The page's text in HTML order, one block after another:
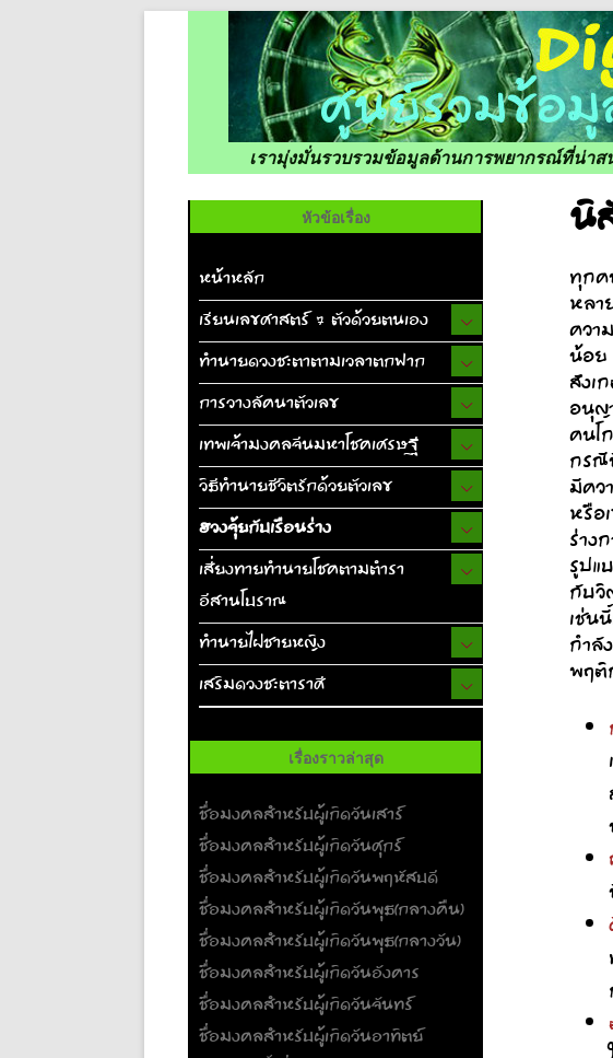
เรามุ่งมั่นรวบรวมข้อมูลด้านการพยากรณ์ที่น่าส
นิ
ทุกค
หลา
ควา
น้อย
สังเ
อนุญ
คนโ
กรณี
มีคว
หรือ
ร่าง
รูปแ
กับวิ
เช่น
กำลั
พฤติ
หัวข้อเรื่อง
หน้าหลัก
เรียนเลขศาสตร์ 7 ตัวด้วยตนเอง
ทำนายดวงชะตาตามเวลาตกฟาก
การวางลัคนาตัวเลข
เทพเจ้ามงคลจีนมหาโชคเศรษฐี
วิธีทำนายชีวิตรักด้วยตัวเลข
ฮวงจุ้ยกับเรือนร่าง
เสี่ยงทายทำนายโชคตามตำรา
อีสานโบราณ
ทำนายไฝชายหญิง
เสริมดวงชะตาราศี
เรื่องราวล่าสุด
ชื่อมงคลสำหรับผู้เกิดวันเสาร์
ชื่อมงคลสำหรับผู้เกิดวันศุกร์
ชื่อมงคลสำหรับผู้เกิดวันพฤหัสบดี
ชื่อมงคลสำหรับผู้เกิดวันพุธ(กลางคืน)
ชื่อมงคลสำหรับผู้เกิดวันพุธ(กลางวัน)
ชื่อมงคลสำหรับผู้เกิดวันอังคาร
ชื่อมงคลสำหรับผู้เกิดวันจันทร์
ชื่อมงคลสำหรับผู้เกิดวันอาทิตย์